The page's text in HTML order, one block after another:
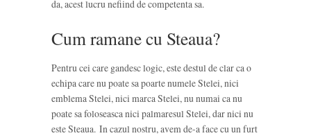
da, acest lucru nefiind de competenta sa.
Cum ramane cu Steaua?
Pentru cei care gandesc logic, este destul de clar ca o
echipa care nu poate sa poarte numele Stelei, nici
emblema Stelei, nici marca Stelei, nu numai ca nu
poate sa foloseasca nici palmaresul Stelei, dar nici nu
este Steaua. In cazul nostru, avem de-a face cu un furt